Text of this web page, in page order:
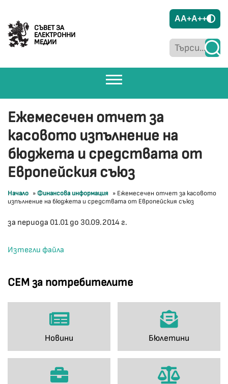
СЪВЕТ ЗА
ЕЛЕКТРОННИ
МЕДИИ
AA+A++
СЕМ за потребителите
Новини Бюлетини
Ежемесечен отчет за
касовото изпълнение на
бюджета и средствата от
Европейския съюз
Начало » Финансова информация » Ежемесечен отчет за касовото
изпълнение на бюджета и средствата от Европейския съюз
за периода 01.01 до 30.09.2014 г.
Изтегли файла